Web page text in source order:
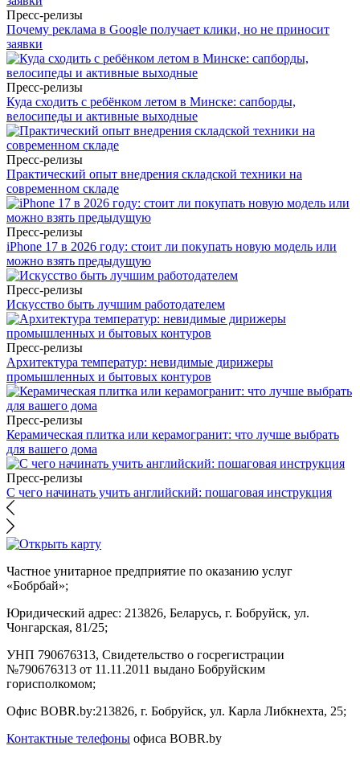
Пресс-релизы
Почему реклама в Google получает клики, но не приносит
заявки
Пресс-релизы
Куда сходить с ребёнком летом в Минске: сапборды,
велосипеды и активные выходные
Пресс-релизы
Практический опыт внедрения складской техники на
современном складе
Пресс-релизы
iPhone 17 в 2026 году: стоит ли покупать новую модель или
можно взять предыдущую
Пресс-релизы
Искусство быть лучшим работодателем
Пресс-релизы
Архитектура температур: невидимые дирижеры
промышленных и бытовых контуров
Пресс-релизы
Керамическая плитка или керамогранит: что лучше выбрать
для вашего дома
Пресс-релизы
С чего начинать учить английский: пошаговая инструкция
Частное унитарное предприятие по оказанию услуг
«Бобрбай»;
Юридический адрес: 213826, Беларусь, г. Бобруйск, ул.
Чонгарская, 81/25;
УНП 790676313, Свидетельство о госрегистрации
№790676313 от 11.11.2011 выдано Бобруйским
горисполкомом;
Офис BOBR.by:213826, г. Бобруйск, ул. Карла Либкнехта, 25;
Контактные телефоны офиса BOBR.by